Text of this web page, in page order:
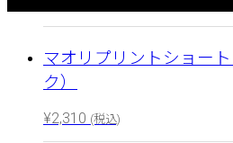
マオリプリントショー
ク）
¥2,310 (税込)